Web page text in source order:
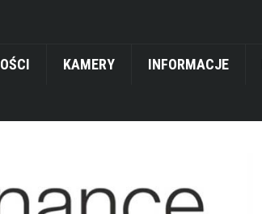
KAMERY INFORMACJE